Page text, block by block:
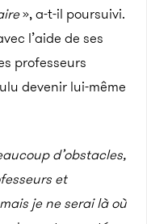
», a-t-il poursuivi.
l’aide de ses
professeurs
devenir lui-même
d’obstacles,
et
je ne serai là où